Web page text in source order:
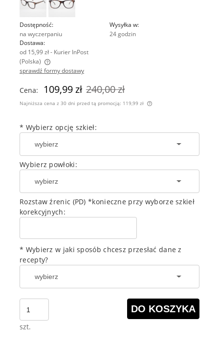
Dostępność:
na wyczerpaniu
Wysyłka w:
24 godzin
Dostawa:
od 15,99 zł- Kurier InPost
(Polska)
Cena nie zawiera ewentualnych kosztów płatności
sprawdź formy dostawy
Cena: 109,99 zł 240,00 zł
Najniższa cena z 30 dni przed tą promocją: 119,99 zł
momentu, kiedy
* Wybierz opcję szkieł:
Wybierz powłoki:
Rozstaw źrenic (PD) *konieczne przy wyborze szkieł
korekcyjnych:
* Wybierz w jaki sposób chcesz przesłać dane z
recepty?
szt.
DO KOSZYKA